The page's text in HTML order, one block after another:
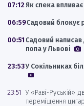
07:12Як спека
06:59Садовий блокує
00:51 Садовий
попа у Львові
23:53У Сокільниках
23:51 У «Раві-Руській»
переміщення